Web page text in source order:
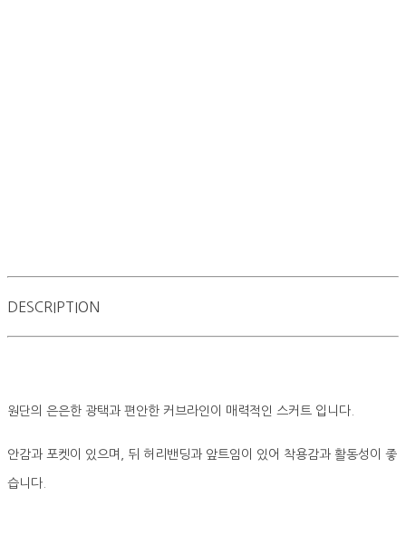
DESCRIPTION
원단의 은은한 광택과 편안한 커브라인이 매력적인 스커트 입니다.
안감과 포켓이 있으며, 뒤 허리밴딩과 앞트임이 있어 착용감과 활동성이 좋
습니다.